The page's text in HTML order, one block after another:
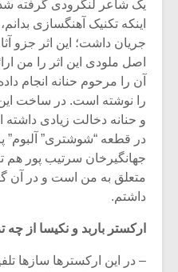
یک شاعر لنگرودی گرفته
اینکه تکنیک آهنگسازی
جریان داشت؛ این اثر جزو
اصل ملودی این اثر را من
آن را مرحوم حنانه انجام
را نوشته است. در ساخت
و حنانه دخالت زیادی داشته
در قطعه “شوشتری” آلبوم”
جهانگیرخان سرتیب پور هم
متعلق به من است و در آن
داشتم.
ارکستر باربد و نکیسا از
– در این ارکسترها سازها